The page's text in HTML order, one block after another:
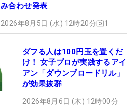
み合わせ発表
2026年8月5日 (水) 12時20分 1
ダフる人は100円玉を置くだ
け！ 女子プロが実践するアイ
アン「ダウンブロードリル」
が効果抜群
2026年8月6日 (木) 12時00分